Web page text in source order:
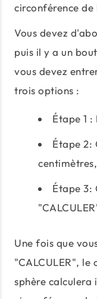
circonférence de
Vous devez
puis il y a un
vous devez
trois options :
Étape 1
Étape 2:
Étape 3:
Une fois que
"CALCULER", le
sphère